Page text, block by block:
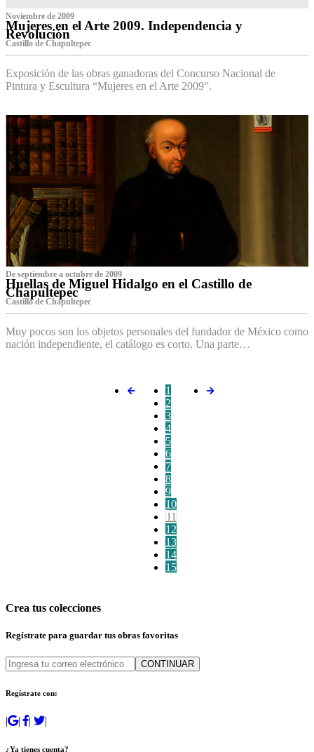
Noviembre de 2009
Mujeres en el Arte 2009. Independencia y
Revolución
Castillo de Chapultepec
Exposición de las obras ganadoras del Concurso Nacional de
Pintura y Escultura “Mujeres en el Arte 2009”.
De septiembre a octubre de 2009
Huellas de Miguel Hidalgo en el Castillo de
Chapultepec
Castillo de Chapultepec
Muy pocos son los objetos personales del fundador de México como
nación independiente, el catálogo es corto. Una parte…
1
2
3
4
5
6
7
8
9
10
11
12
13
14
15
Crea tus colecciones
Regístrate para guardar tus obras favoritas
CONTINUAR
Regístrate con:
| | | |
¿Ya tienes cuenta?